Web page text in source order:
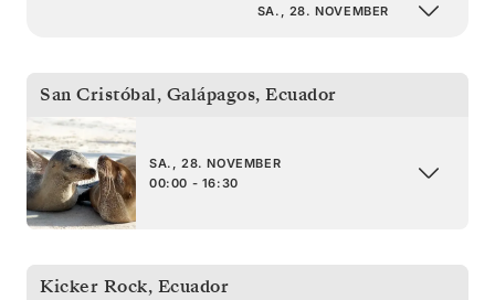
SA., 28. NOVEMBER
San Cristóbal, Galápagos, Ecuador
SA., 28. NOVEMBER
00:00 - 16:30
Kicker Rock, Ecuador